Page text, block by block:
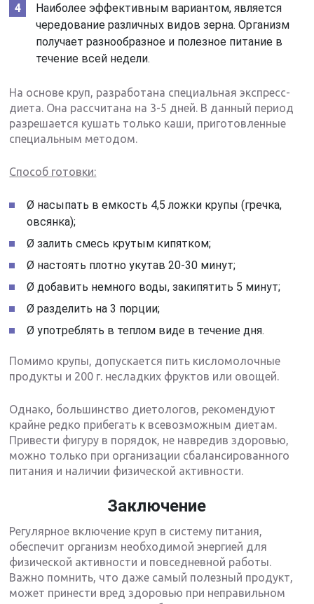
Наиболее эффективным вариантом, является
чередование различных видов зерна. Организм
получает разнообразное и полезное питание в
течение всей недели.
На основе круп, разработана специальная экспресс-
диета. Она рассчитана на 3-5 дней. В данный период
разрешается кушать только каши, приготовленные
специальным методом.
Способ готовки:
Ø насыпать в емкость 4,5 ложки крупы (гречка,
овсянка);
Ø залить смесь крутым кипятком;
Ø настоять плотно укутав 20-30 минут;
Ø добавить немного воды, закипятить 5 минут;
Ø разделить на 3 порции;
Ø употреблять в теплом виде в течение дня.
Помимо крупы, допускается пить кисломолочные
продукты и 200 г. несладких фруктов или овощей.
Однако, большинство диетологов, рекомендуют
крайне редко прибегать к всевозможным диетам.
Привести фигуру в порядок, не навредив здоровью,
можно только при организации сбалансированного
питания и наличии физической активности.
Заключение
Регулярное включение круп в систему питания,
обеспечит организм необходимой энергией для
физической активности и повседневной работы.
Важно помнить, что даже самый полезный продукт,
может принести вред здоровью при неправильном